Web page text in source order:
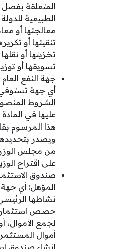
المتعلقة بفصل
الطبيعية للدولة
معالجتها أو
تنقيتها أو
تخزينها أو نقلها
تسويقها أو
جهة النفع العام
أي جهة
الشروط
هذا المرسوم
ويصدر
من مجلس
على اقتراح
صندوق
المؤهل: أي
نشاطها
حصص
لجمع الأموال،
أموال